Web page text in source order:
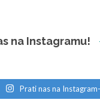
na Instagramu!
Prati nas na